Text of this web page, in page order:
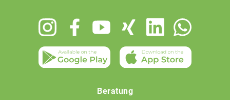
Beratung